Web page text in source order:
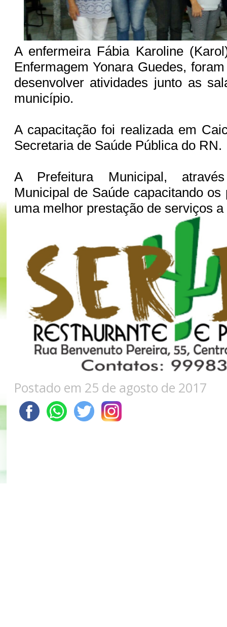
A enfermeira Fábia Karoline
Enfermagem Yonara Guedes,
desenvolver atividades junto as
município.
A capacitação foi realizada em
Secretaria de Saúde Pública do RN.
A Prefeitura Municipal,
Municipal de Saúde capacitando
uma melhor prestação de serviços
Postado em 25 de agosto de 2017